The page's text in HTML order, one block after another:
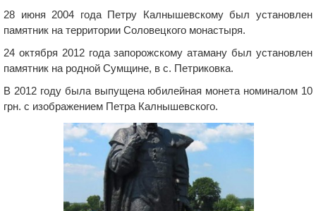
28 июня 2004 года Петру Калнышевскому был установлен
памятник на территории Соловецкого монастыря.
24 октября 2012 года запорожскому атаману был установлен
памятник на родной Сумщине, в с. Петриковка.
В 2012 году была выпущена юбилейная монета номиналом 10
грн. с изображением Петра Калнышевского.